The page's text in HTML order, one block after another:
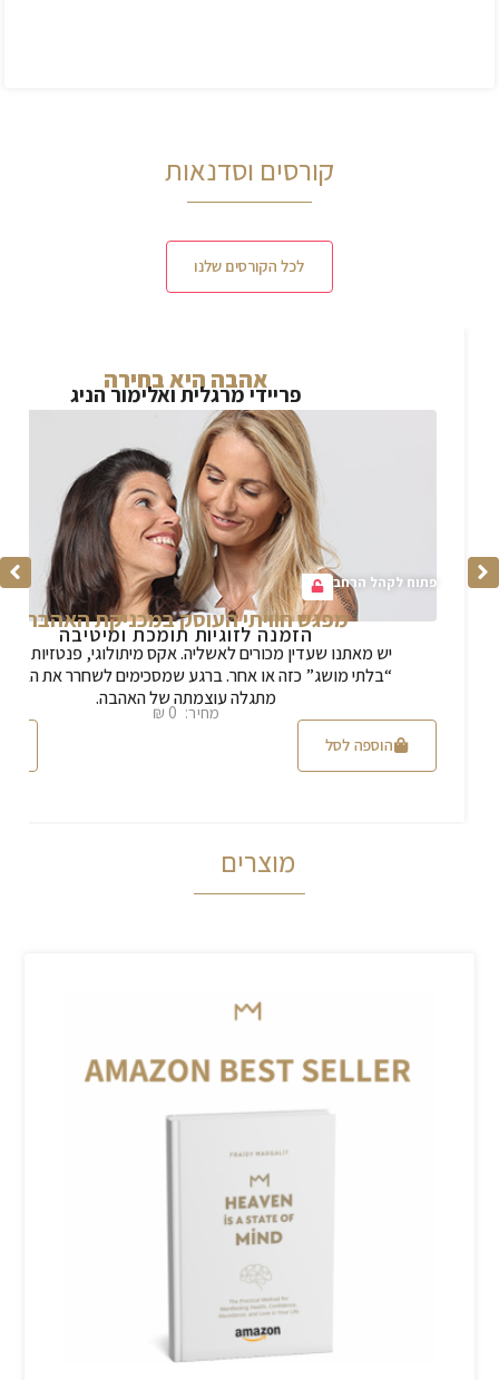
קורסים וסדנאות
לכל הקורסים שלנו
לפרטים
אהבה היא בחירה
פריידי מרגלית ואלימור הניג
פתוח לקהל הרחב
מפגש חוויתי העוסק במכניקת האהבה
הזמנה לזוגיות תומכת ומיטיבה
יש מאתנו שעדין מכורים לאשליה. אקס מיתולוגי, פנטזיות או
“בלתי מושג” כזה או אחר. ברגע שמסכימים לשחרר את
מתגלה עוצמתה של האהבה.
מחיר: 0 ₪
הוספה לסל
מוצרים